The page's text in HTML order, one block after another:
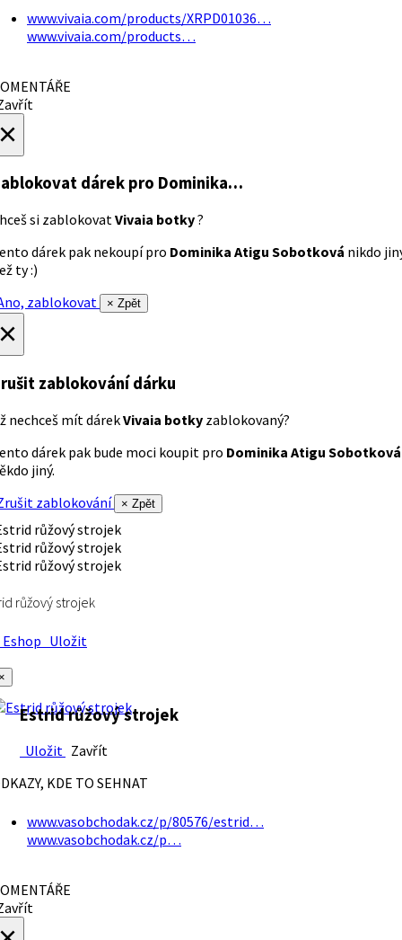
www.vivaia.com/products/XRPD01036…
www.vivaia.com/products…
dárek pro Dominika…
si zablokovatVivaia botky?
dárek pak nekoupí pro Dominika Atigu Sobotková nikdo
ty :)
zablokovat
× Zpět
zablokování dárku
nechceš mít dárekVivaia botky zablokovaný?
dárek pak bude moci koupit pro Dominika Atigu Sobotková
jiný.
zablokování
× Zpět
růžový strojek
Uložit
Estrid růžový strojek
Uložit Zavřít
KDE TO SEHNAT
www.vasobchodak.cz/p/80576/estrid…
www.vasobchodak.cz/p…